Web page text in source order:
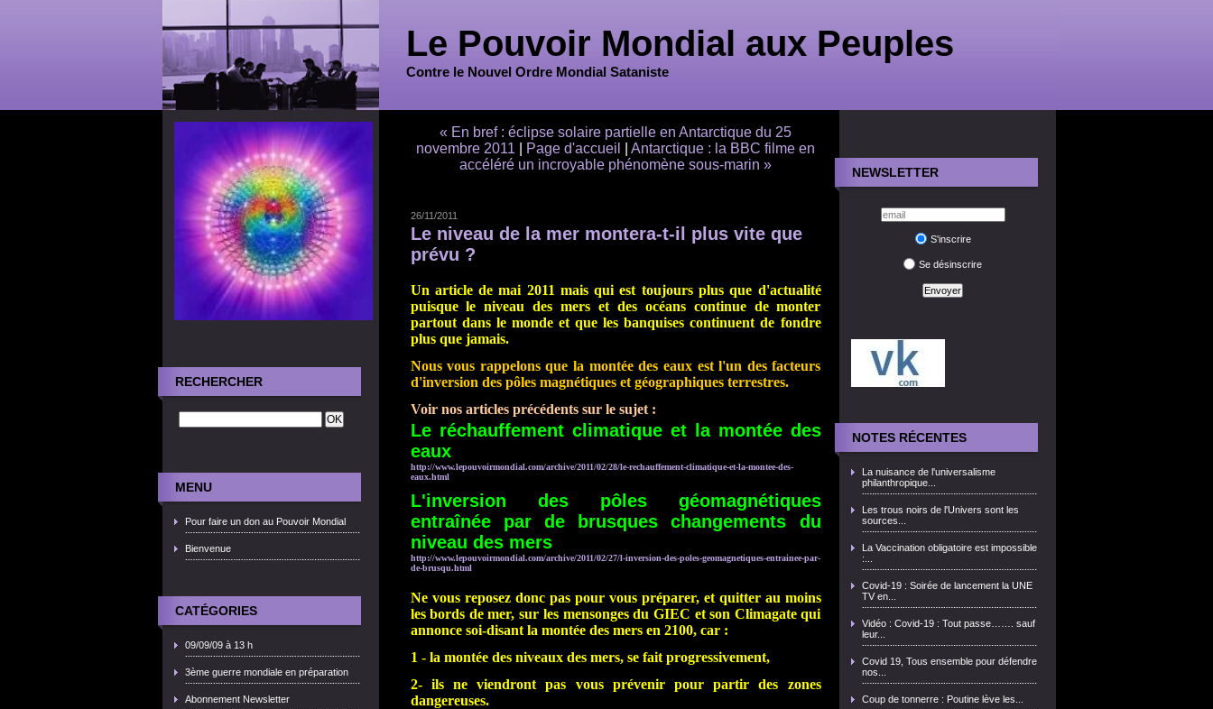
Le Pouvoir Mondial aux Peuples
Contre le Nouvel Ordre Mondial Sataniste
RECHERCHER
MENU
Pour faire un don au Pouvoir Mondial
Bienvenue
CATÉGORIES
09/09/09 à 13 h
3ème guerre mondiale en préparation
Abonnement Newsletter
NEWSLETTER
S'inscrire
Se désinscrire
NOTES RÉCENTES
La nuisance de l'universalisme
philanthropique...
Les trous noirs de l'Univers sont les
sources...
La Vaccination obligatoire est impossible
:...
Covid-19 : Soirée de lancement la UNE
TV en...
Vidéo : Covid-19 : Tout passe……. sauf
leur...
Covid 19, Tous ensemble pour défendre
nos...
Coup de tonnerre : Poutine lève les...
« En bref : éclipse solaire partielle en Antarctique du 25
novembre 2011
Page d'accueil
Antarctique : la BBC filme en
accéléré un incroyable phénomène sous-marin »
26/11/2011
Le niveau de la mer montera-t-il plus vite que
prévu ?
Un article de mai 2011 mais qui est toujours plus que d'actualité
puisque le niveau des mers et des océans continue de monter
partout dans le monde et que les banquises continuent de fondre
plus que jamais.
Nous vous rappelons que la montée des eaux est l'un des facteurs
d'inversion des pôles magnétiques et géographiques terrestres.
Voir nos articles précédents sur le sujet:
Le réchauffement climatique et la montée des
eaux
http://www.lepouvoirmondial.com/archive/2011/02/28/le-rechauffement-climatique-et-la-montee-des-
eaux.html
L'inversion des pôles géomagnétiques
entraînée par de brusques changements du
niveau des mers
http://www.lepouvoirmondial.com/archive/2011/02/27/l-inversion-des-poles-geomagnetiques-entrainee-par-
de-brusqu.html
Ne vous reposez donc pas pour vous préparer, et quitter au moins
les bords de mer, sur les mensonges du GIEC et son Climagate qui
annonce soi-disant la montée des mers en 2100, car :
1 - la montée des niveaux des mers, se fait progressivement,
2- ils ne viendront pas vous prévenir pour partir des zones
dangereuses.